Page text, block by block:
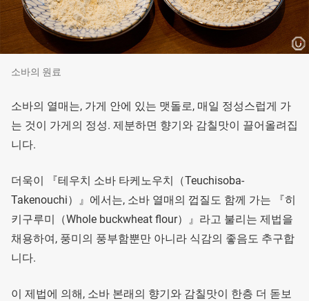
소바의 원료
소바의 열매는, 가게 안에 있는 맷돌로, 매일 정성스럽게 가
는 것이 가게의 정성. 제분하면 향기와 감칠맛이 끌어올려집
니다.
더욱이 『테우치 소바 타케노우치（Teuchisoba-
Takenouchi）』에서는, 소바 열매의 껍질도 함께 가는 『히
키구루미（Whole buckwheat flour）』라고 불리는 제법을
채용하여, 풍미의 풍부함뿐만 아니라 식감의 좋음도 추구합
니다.
이 제법에 의해, 소바 본래의 향기와 감칠맛이 한층 더 돋보